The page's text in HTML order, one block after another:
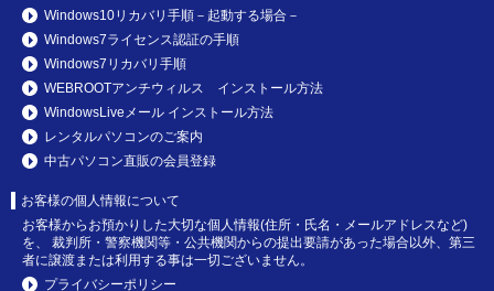
Windows10リカバリ手順－起動する場合－
Windows7ライセンス認証の手順
Windows7リカバリ手順
WEBROOTアンチウィルス インストール方法
WindowsLiveメール インストール方法
レンタルパソコンのご案内
中古パソコン直販の会員登録
お客様の個人情報について
お客様からお預かりした大切な個人情報(住所・氏名・メールアドレスなど)
を、 裁判所・警察機関等・公共機関からの提出要請があった場合以外、第三
者に譲渡または利用する事は一切ございません。
プライバシーポリシー